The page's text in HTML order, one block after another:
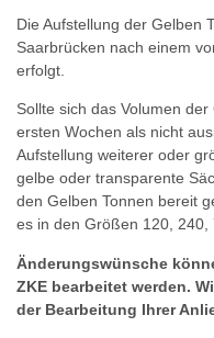
Die Aufstellung der Gelben
Saarbrücken nach einem
erfolgt.
Sollte sich das Volumen
ersten Wochen als nicht
Aufstellung weiterer oder
gelbe oder transparente
den Gelben Tonnen bereit
es in den Größen 120, 240,
Änderungswünsche
ZKE bearbeitet werden.
der Bearbeitung Ihrer